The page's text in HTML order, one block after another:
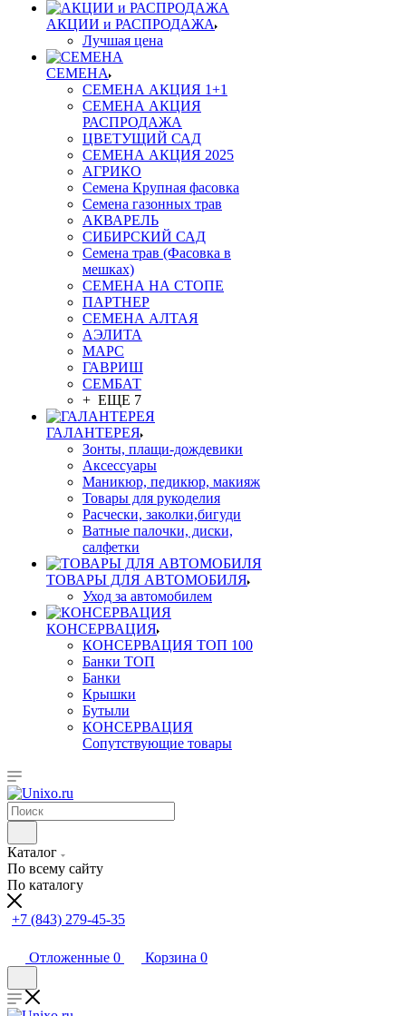
АКЦИИ и РАСПРОДАЖА
Лучшая цена
СЕМЕНА
СЕМЕНА АКЦИЯ 1+1
СЕМЕНА АКЦИЯ
РАСПРОДАЖА
ЦВЕТУЩИЙ САД
СЕМЕНА АКЦИЯ 2025
АГРИКО
Семена Крупная фасовка
Семена газонных трав
АКВАРЕЛЬ
СИБИРСКИЙ САД
Семена трав (Фасовка в
мешках)
СЕМЕНА НА СТОПЕ
ПАРТНЕР
СЕМЕНА АЛТАЯ
АЭЛИТА
МАРС
ГАВРИШ
СЕМБАТ
+ ЕЩЕ 7
ГАЛАНТЕРЕЯ
Зонты, плащи-дождевики
Аксессуары
Маникюр, педикюр, макияж
Товары для рукоделия
Расчески, заколки,бигуди
Ватные палочки, диски,
салфетки
ТОВАРЫ ДЛЯ АВТОМОБИЛЯ
Уход за автомобилем
КОНСЕРВАЦИЯ
КОНСЕРВАЦИЯ ТОП 100
Банки ТОП
Банки
Крышки
Бутыли
КОНСЕРВАЦИЯ
Сопутствующие товары
Каталог
По всему сайту
По каталогу
+7 (843) 279-45-35
Отложенные 0 Корзина 0